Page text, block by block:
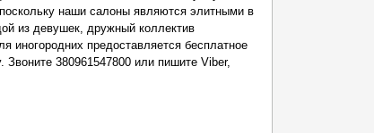
наши салоны являются элитными в
из девушек, дружный коллектив
иногородних предоставляется бесплатное
380961547800 или пишите Viber,